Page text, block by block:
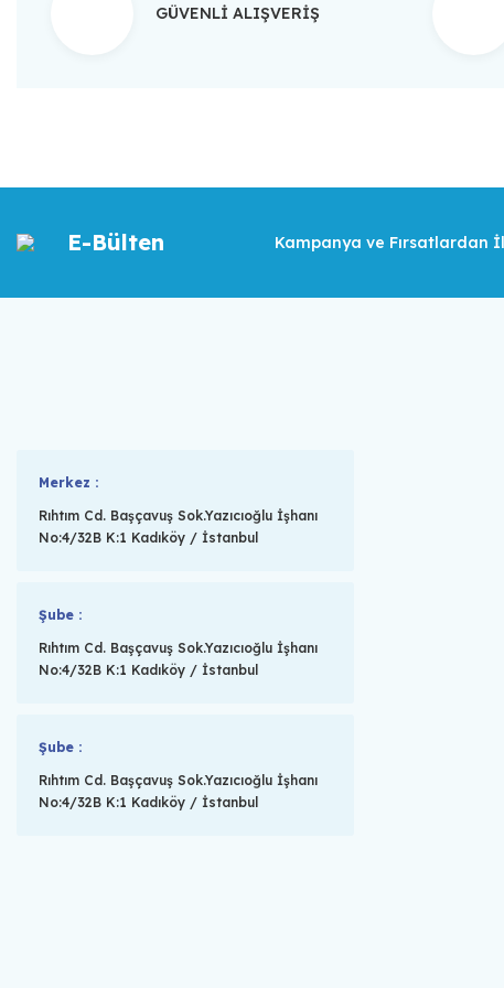
GÜVENLİ ALIŞVERİŞ
E-Bülten Kampanya ve Fırsatlardan
Merkez :
Rıhtım Cd. Başçavuş Sok.Yazıcıoğlu İşhanı
No:4/32B K:1 Kadıköy / İstanbul
Şube :
Rıhtım Cd. Başçavuş Sok.Yazıcıoğlu İşhanı
No:4/32B K:1 Kadıköy / İstanbul
Şube :
Rıhtım Cd. Başçavuş Sok.Yazıcıoğlu İşhanı
No:4/32B K:1 Kadıköy / İstanbul